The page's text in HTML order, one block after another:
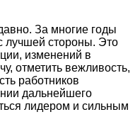
За многие годы
лучшей стороны. Это
изменений в
отметить вежливость,
работников
дальнейшего
лидером и сильным